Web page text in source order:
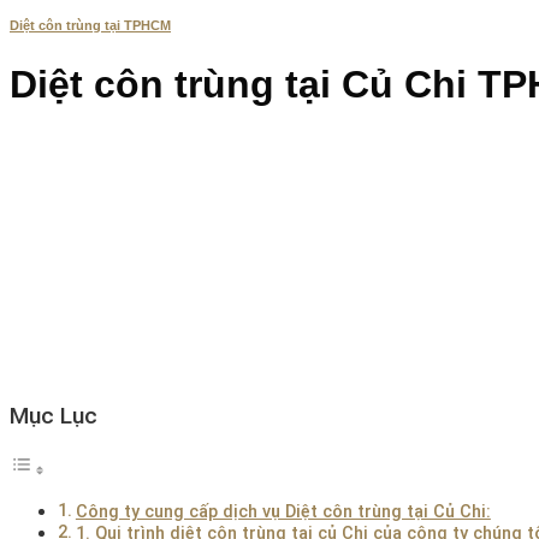
Diệt côn trùng tại TPHCM
Diệt côn trùng tại Củ Chi
Mục Lục
Công ty cung cấp dịch vụ Diệt côn trùng tại Củ Chi:
1. Qui trình diệt côn trùng tại củ Chi của công ty chúng